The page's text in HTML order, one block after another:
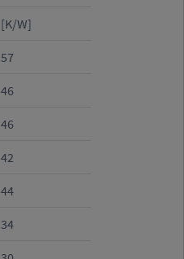
[K/W]
57
46
46
42
44
34